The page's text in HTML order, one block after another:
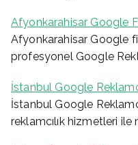
Afyonkarahisar Google
Afyonkarahisar Google
profesyonel Google
İstanbul Google
İstanbul Google
reklamcılık hizmetleri ile